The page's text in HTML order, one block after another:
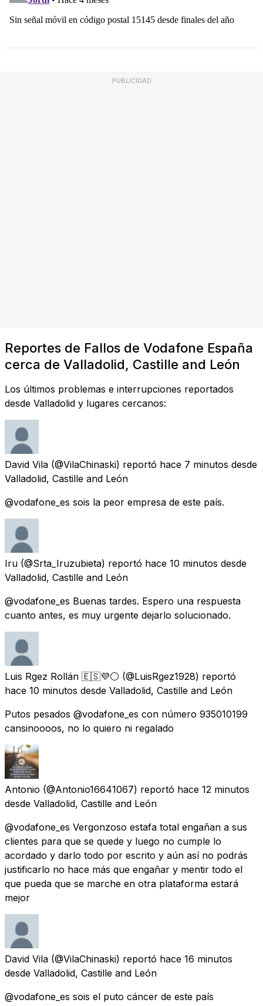
PUBLICIDAD
Reportes de Fallos de Vodafone España
cerca de Valladolid, Castille and León
Los últimos problemas e interrupciones reportados
desde Valladolid y lugares cercanos:
David Vila (@VilaChinaski) reportó hace 7 minutos desde
Valladolid, Castille and León
@vodafone_es sois la peor empresa de este país.
Iru (@Srta_Iruzubieta) reportó hace 10 minutos desde
Valladolid, Castille and León
@vodafone_es Buenas tardes. Espero una respuesta
cuanto antes, es muy urgente dejarlo solucionado.
Luis Rgez Rollán 🇪🇸💜⚪️ (@LuisRgez1928) reportó
hace 10 minutos desde Valladolid, Castille and León
Putos pesados @vodafone_es con número 935010199
cansinoooos, no lo quiero ni regalado
Antonio (@Antonio16641067) reportó hace 12 minutos
desde Valladolid, Castille and León
@vodafone_es Vergonzoso estafa total engañan a sus
clientes para que se quede y luego no cumple lo
acordado y darlo todo por escrito y aún así no podrás
justificarlo no hace más que engañar y mentir todo el
que pueda que se marche en otra plataforma estará
mejor
David Vila (@VilaChinaski) reportó hace 16 minutos
desde Valladolid, Castille and León
@vodafone_es sois el puto cáncer de este país